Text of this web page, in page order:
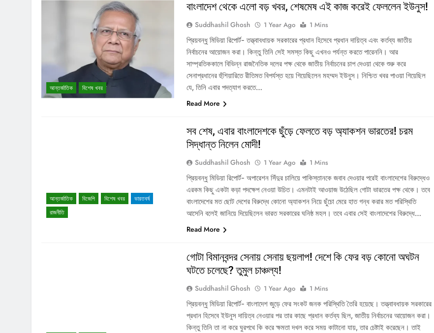
আন্তর্জাতিক বিশেষ খবর
বাংলাদেশ থেকে এলো বড় খবর, শেষমেষ এই কাজ করেই ফেললেন ইউনুস!
Suddhashil Ghosh 1 Year Ago
1 Mins
প্রিয়বন্ধু মিডিয়া রিপোর্ট- তত্ত্বাবধায়ক সরকারের প্রধান হিসেবে প্রধান দায়িত্ব এবং কর্তব্য জাতীয়
নির্বাচনের আয়োজন করা। কিন্তু তিনি সেই সমস্ত কিছু এখনও পর্যন্ত করতে পারেননি। আর
সাম্প্রতিককালে বিভিন্ন রাজনৈতিক দলের পক্ষ থেকে জাতীয় নির্বাচনের চাপ দেওয়া থেকে শুরু করে
সেনাপ্রধানের হুঁশিয়ারিতে রীতিমত বিপর্যস্ত হয়ে গিয়েছিলেন মহম্মদ ইউনুস। নিশ্চিত খবর পাওয়া গিয়েছিল
যে, তিনি এবার পদত্যাগ করতে…
Read More
আন্তর্জাতিক বিজেপি বিশেষ খবর
ভারতবর্ষ
রাজনীতি
সব শেষ, এবার বাংলাদেশকে ছুঁড়ে ফেলতে বড় অ্যাকশন ভারতের! চরম
সিদ্ধান্ত নিলেন মোদী!
Suddhashil Ghosh 1 Year Ago
1 Mins
প্রিয়বন্ধু মিডিয়া রিপোর্ট- অপারেশন সিঁদুর চালিয়ে পাকিস্তানকে জবাব দেওয়ার পরেই বাংলাদেশের বিরুদ্ধেও
এরকম কিছু একটা কড়া পদক্ষেপ নেওয়া উচিত। এমনটাই আওয়াজ উঠেছিল গোটা ভারতের পক্ষ থেকে। তবে
বাংলাদেশের মত ছোট দেশের বিরুদ্ধে কোনো অ্যাকশন নিয়ে ছুঁচো মেরে হাত গন্ধ করার মত পরিস্থিতি
আসেনি বলেই জানিয়ে দিয়েছিলেন ভারত সরকারের ঘনিষ্ঠ মহল। তবে এবার সেই বাংলাদেশের বিরুদ্ধে…
Read More
গোটা বিমানবন্দর সেনায় সেনায় ছয়লাপ! দেশে কি ফের বড় কোনো অঘটন
ঘটতে চলেছে? তুমুল চাঞ্চল্য!
Suddhashil Ghosh 1 Year Ago
1 Mins
প্রিয়বন্ধু মিডিয়া রিপোর্ট- বাংলাদেশ জুড়ে ফের সংকট জনক পরিস্থিতি তৈরি হয়েছে। তত্ত্বাবধায়ক সরকারের
প্রধান হিসেবে ইউনুস দায়িত্ব নেওয়ার পর তার কাছে প্রধান কর্তব্য ছিল, জাতীয় নির্বাচনের আয়োজন করা।
কিন্তু তিনি তা না করে ঘুরপথে কি করে ক্ষমতা দখল করে সময় কাটানো যায়, তার চেষ্টাই করেছেন। তাই